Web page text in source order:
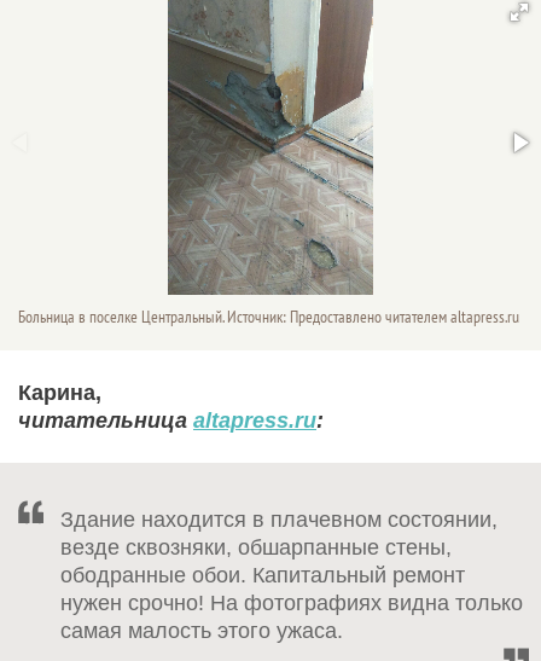
Больница в поселке Центральный. Источник: Предоставлено читателем altapress.ru
Карина,
читательница altapress.ru:
Здание находится в плачевном состоянии,
везде сквозняки, обшарпанные стены,
ободранные обои. Капитальный ремонт
нужен срочно! На фотографиях видна только
самая малость этого ужаса.